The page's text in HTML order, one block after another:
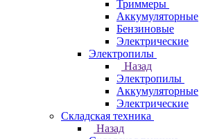
Триммеры
Аккумуляторные
Бензиновые
Электрические
Электропилы
Назад
Электропилы
Аккумуляторные
Электрические
Складская техника
Назад